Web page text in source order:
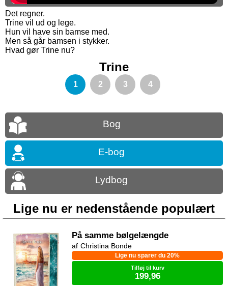
Det regner.
Trine vil ud og lege.
Hun vil have sin bamse med.
Men så går bamsen i stykker.
Hvad gør Trine nu?
Trine
1 2 3 4
Bog
E-bog
Lydbog
Lige nu er nedenstående populært
På samme bølgelængde
Lige nu sparer du 20%
Christina Bonde
Tilføj til kurv
199,96